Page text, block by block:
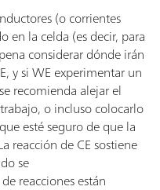
(o corrientes
en la celda (es decir, para
considerar dónde irán
y si WE experimentar un
recomienda alejar el
o incluso colocarlo
esté seguro de que la
reacción de CE sostiene
se
reacciones están